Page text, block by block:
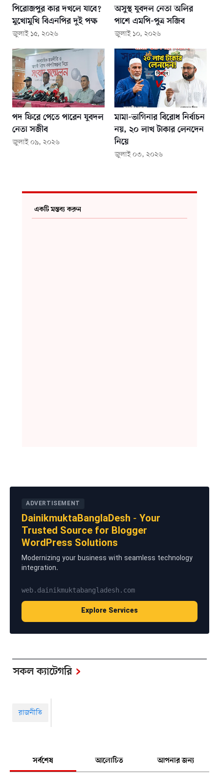
পিরোজপুর কার দখলে যাবে?
মুখোমুখি বিএনপির দুই পক্ষ
জুলাই ১৫, ২০২৬
অসুস্থ যুবদল নেতা অলির
পাশে এমপি-পুত্র সজিব
জুলাই ১০, ২০২৬
পদ ফিরে পেতে পারেন যুবদল
নেতা সজীব
জুলাই ০৯, ২০২৬
মামা-ভাগিনার বিরোধ নির্বাচন
নয়, ২০ লাখ টাকার লেনদেন
নিয়ে
জুলাই ০৩, ২০২৬
একটি মন্তব্য করুন
ADVERTISEMENT
DainikmuktaBanglaDesh - Your
Trusted Source for Blogger
WordPress Solutions
Modernizing your business with seamless technology
integration.
web.dainikmuktabangladesh.com
Explore Services
সকল ক্যাটেগরি
রাজনীতি
সর্বশেষ আলোচিত আপনার জন্য